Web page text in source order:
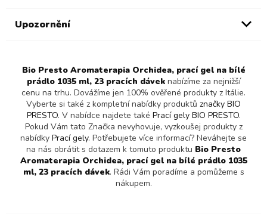
Upozornění
Bio Presto Aromaterapia Orchidea, prací gel na bílé
prádlo 1035 ml, 23 pracích dáveknabízíme za nejnižší
cenu na trhu. Dovážíme jen 100% ověřené produkty z Itálie.
Vyberte si také z kompletní nabídky produktů značky BIO
PRESTO. V nabídce najdete také Prací gely BIO PRESTO.
Pokud Vám tato Značka nevyhovuje, vyzkoušej produkty z
nabídky Prací gely. Potřebujete více informací? Neváhejte se
na nás obrátit s dotazem k tomuto produktu Bio Presto
Aromaterapia Orchidea, prací gel na bílé prádlo 1035
ml, 23 pracích dávek. Rádi Vám poradíme a pomůžeme s
nákupem.